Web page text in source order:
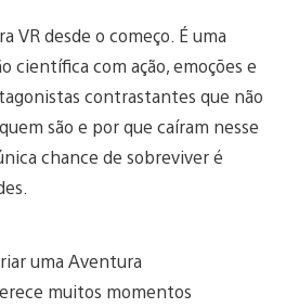
VR desde o começo. É uma
científica com ação, emoções e
contrastantes que não
são e por que caíram nesse
chance de sobreviver é
uma Aventura
muitos momentos